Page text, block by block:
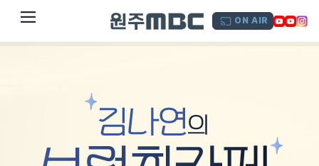
dehaze ON AIR